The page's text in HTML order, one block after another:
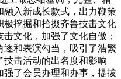
入新成长款式，出力鞭策
挖掘和拾掇齐鲁技击文化
文化，加强了文化自傲；
逐和表演勾当，吸引了浩繁
击活动的出名度和影响
了会员办理和办事，提拔